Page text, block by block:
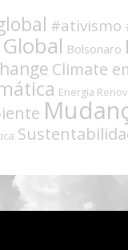
#ativismo
Bolsonaro
Climate
Energia